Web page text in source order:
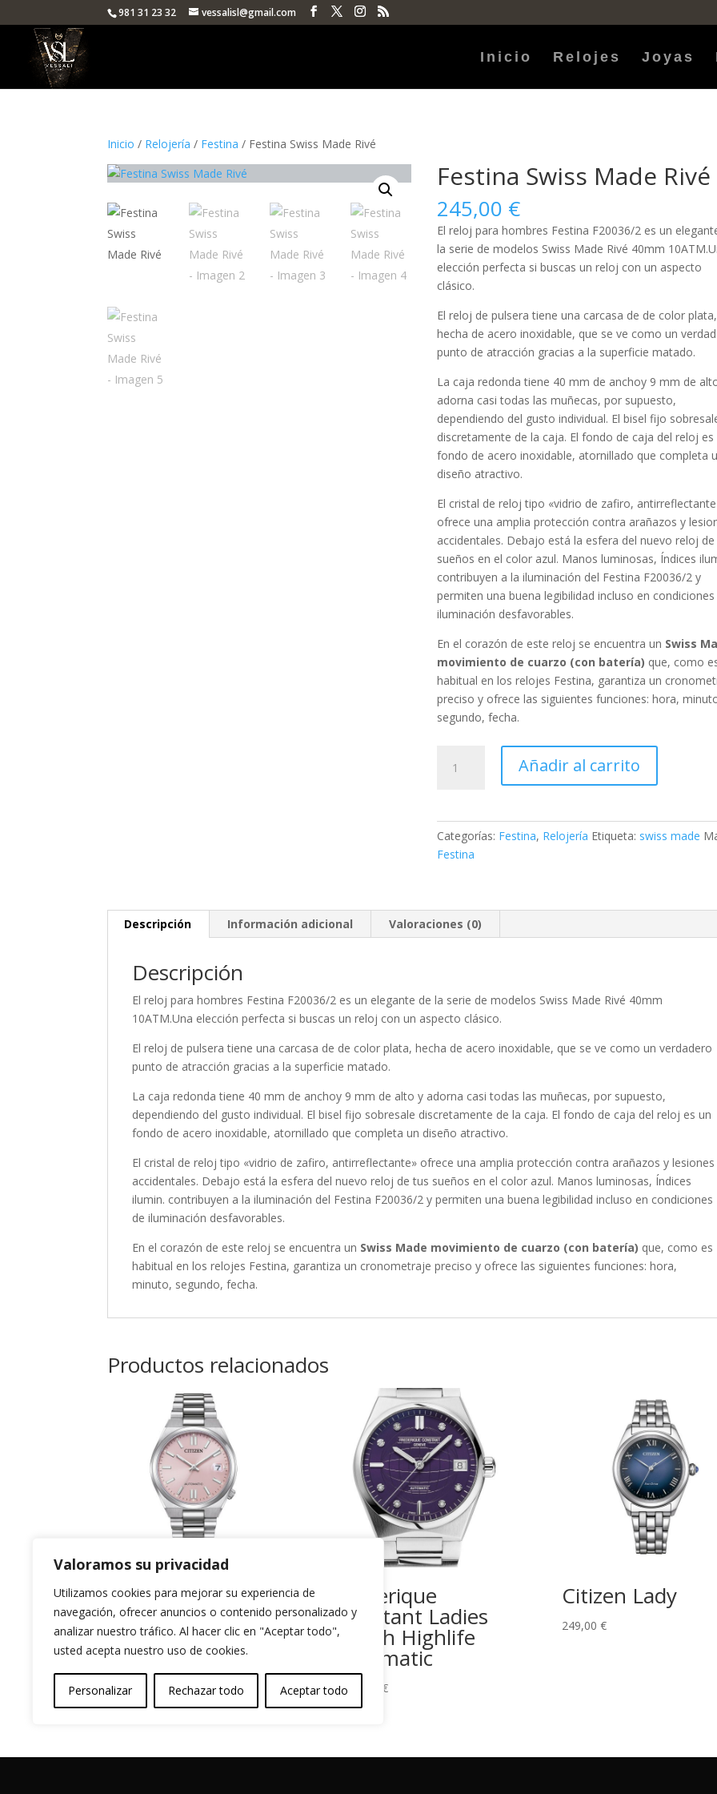
Valoramos su privacidad
Utilizamos cookies para mejorar su experiencia de
navegación, ofrecer anuncios o contenido personalizado y
analizar nuestro tráfico. Al hacer clic en "Aceptar todo",
usted acepta nuestro uso de cookies.
Personalizar Rechazar todo Aceptar todo
981 31 23 32 vessalisl@gmail.com
Inicio Relojes Joyas
Inicio / Relojería / Festina / Festina Swiss Made Rivé
Festina Swiss Made Rivé
245,00 €
El reloj parahombres Festina F20036/2 es un
la serie de modelos Swiss Made Rivé 40mm
elección perfecta si buscas un reloj con un aspecto
clásico.
El reloj de pulsera tiene una carcasa de de color plata,
hecha de acero inoxidable, que se ve como un
punto de atracción gracias a la superficiematado.
La cajaredonda tiene 40 mm de anchoy 9 mm de
adorna casi todas las muñecas, por supuesto,
dependiendo del gusto individual. El biselfijo
discretamente de la caja. El fondo de caja del reloj es
fondo de acero inoxidable, atornillado que completa
diseño atractivo.
El cristal de reloj tipo «vidrio de zafiro, antirreflectante
ofrece una amplia protección contra arañazos y
accidentales. Debajo está la esfera del nuevo reloj
sueños en el color azul. Manos luminosas, Índices
contribuyen a la iluminación del Festina F20036/2 y
permiten una buena legibilidad incluso en
iluminación desfavorables.
En el corazón de este reloj se encuentra un Swiss
movimiento de cuarzo (con batería) que, como
habitual en los relojes Festina, garantiza un
preciso y ofrece las siguientes funciones:hora,
segundo, fecha.
Swiss
cantidad
Añadir al carrito
Categorías: Festina, Relojería Etiqueta: swiss made
Festina
Descripción Información adicional Valoraciones (0)
Descripción
El reloj parahombres Festina F20036/2 es un elegante de la serie de modelos Swiss Made Rivé 40mm
10ATM.Una elección perfecta si buscas un reloj con un aspecto clásico.
El reloj de pulsera tiene una carcasa de de color plata, hecha de acero inoxidable, que se ve como un verdadero
punto de atracción gracias a la superficiematado.
La cajaredonda tiene 40 mm de anchoy 9 mm de alto y adorna casi todas las muñecas, por supuesto,
dependiendo del gusto individual. El biselfijo sobresale discretamente de la caja. El fondo de caja del reloj es un
fondo de acero inoxidable, atornillado que completa un diseño atractivo.
El cristal de reloj tipo «vidrio de zafiro, antirreflectante» ofrece una amplia protección contra arañazos y lesiones
accidentales. Debajo está la esfera del nuevo reloj de tus sueños en el color azul. Manos luminosas, Índices
ilumin. contribuyen a la iluminación del Festina F20036/2 y permiten una buena legibilidad incluso en condiciones
de iluminación desfavorables.
En el corazón de este reloj se encuentra un Swiss Made movimiento de cuarzo (con batería) que, como es
habitual en los relojes Festina, garantiza un cronometraje preciso y ofrece las siguientes funciones:hora,
minuto, segundo, fecha.
Productos relacionados
Tsuyosa 37mm
Rosa Bebé
299,00€
Frederique
Constant Ladies
Watch Highlife
Automatic
1.490,00 €
Citizen Lady
249,00 €